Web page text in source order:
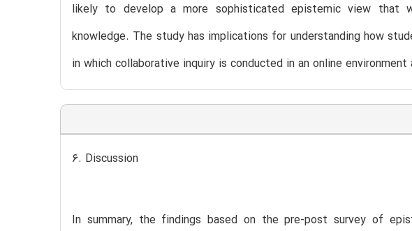
likely to develop a more sophisticated epistemic view that
knowledge. The study has implications for understanding how
in which collaborative inquiry is conducted in an online
6. Discussion
In summary, the findings based on the pre-post survey of